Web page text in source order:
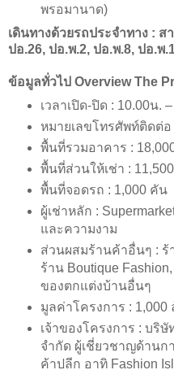
พรอมานาด)
เดินทางด้วยรถประจำทาง : ส
ปอ.26, ปอ.พ.2, ปอ.พ.8, ปอ.พ
ข้อมูลทั่วไป Overview The
เวลาเปิด-ปิด : 10.00น.
หมายเลขโทรศัพท์ติดต่อ
พื้นที่รวมอาคาร :
พื้นที่ส่วนให้เช่า :
พื้นที่จอดรถ : 1,000 คัน
ผู้เช่าหลัก :
และความงาม
ส่วนผสมร้านค้าอื่นๆ : ร้
ร้าน Boutique
ของตกแต่งบ้านอื่นๆ
มูลค่าโครงการ : 1,000
เจ้าของโครงการ : บริ
จำกัด ผู้เชี่ยวชาญด้าน
ค้าปลีก อาทิ Fashion